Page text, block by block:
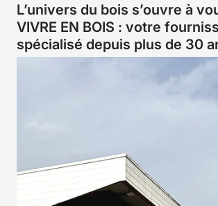
L’univers du bois s’ouvre à
VIVRE EN BOIS : votre
spécialisé depuis plus de 30